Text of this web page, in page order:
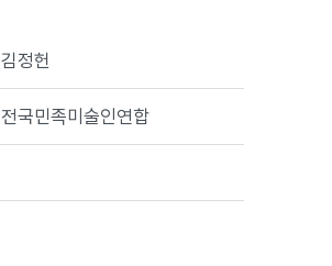
김정헌
전국민족미술인연합